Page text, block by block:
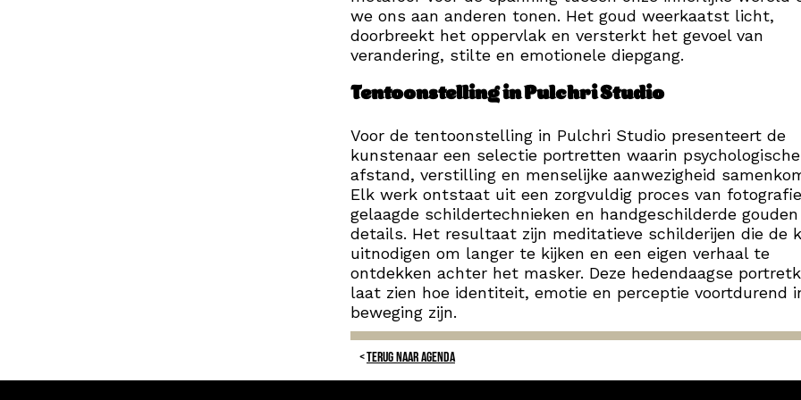
we ons aan anderen tonen. Het goud weerkaatst licht,
doorbreekt het oppervlak en versterkt het gevoel van
verandering, stilte en emotionele diepgang.
Tentoonstelling in Pulchri Studio
Voor de tentoonstelling in Pulchri Studio presenteert de
kunstenaar een selectie portretten waarin psychologische
afstand, verstilling en menselijke aanwezigheid
Elk werk ontstaat uit een zorgvuldig proces van
gelaagde schildertechnieken en handgeschilderde gouden
details. Het resultaat zijn meditatieve schilderijen die de
uitnodigen om langer te kijken en een eigen verhaal te
ontdekken achter het masker. Deze hedendaagse
laat zien hoe identiteit, emotie en perceptie voortdurend
beweging zijn.
TERUG NAAR AGENDA